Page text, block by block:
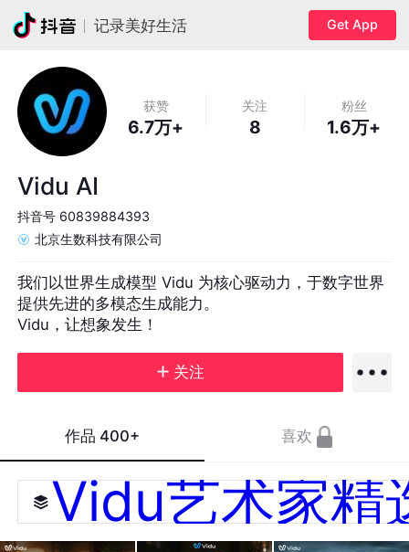
记录美好生活 Get App
获赞
6.7万+
关注
8
粉丝
1.6万+
Vidu AI
抖音号 60839884393
北京生数科技有限公司
我们以世界生成模型 Vidu 为核心驱动力，于数字世界
提供先进的多模态生成能力。
Vidu，让想象发生！
关注
作品 400+ 喜欢
Vidu艺术家精